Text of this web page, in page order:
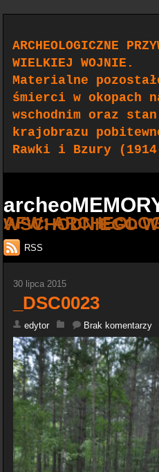
ARCHEOLOGICZNE
WIELKIEJ WOJNIE.
Materialne
śmierci w okopach
wschodnim oraz
krajobrazu
Rawki i Bzury
AFW: ARCHEOLOGIA FRONTU
RSS
30 lipca 2015
_DSC0023
edytor Brak komentarzy